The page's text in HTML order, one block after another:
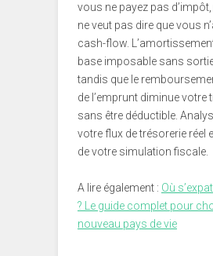
vous ne payez pas
ne veut pas dire que vous
cash-flow.
base imposable sans sortie
tandis que le
de l’emprunt diminue votre
sans être déductible.
votre flux de trésorerie réel
de votre simulation fiscale.
A lire également : Où
? Le guide complet pour
nouveau pays de vie